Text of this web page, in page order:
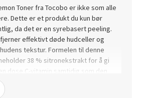
Toner fra Tocobo er ikke som alle
Dette er et produkt du kun bør
da det er en syrebasert peeling.
effektivt døde hudceller og
tekstur.Formelen til denne
38 % sitronekstrakt for å gi
dose C-vitamin samtidig som den
på huden din og også tilføre